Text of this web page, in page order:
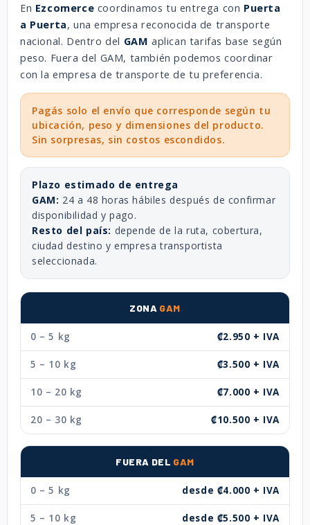
En Ezcomerce coordinamos tu entrega con Puerta
a Puerta, una empresa reconocida de transporte
nacional. Dentro del GAM aplican tarifas base según
peso. Fuera del GAM, también podemos coordinar
con la empresa de transporte de tu preferencia.
Pagás solo el envío que corresponde según tu
ubicación, peso y dimensiones del producto.
Sin sorpresas, sin costos escondidos.
Plazo estimado de entrega
GAM: 24 a 48 horas hábiles después de confirmar
disponibilidad y pago.
Resto del país: depende de la ruta, cobertura,
ciudad destino y empresa transportista
seleccionada.
ZONA GAM
0 – 5 kg ₡2.950 + IVA
5 – 10 kg ₡3.500 + IVA
10 – 20 kg ₡7.000 + IVA
20 – 30 kg ₡10.500 + IVA
FUERA DEL GAM
0 – 5 kg desde ₡4.000 + IVA
5 – 10 kg desde ₡5.500 + IVA